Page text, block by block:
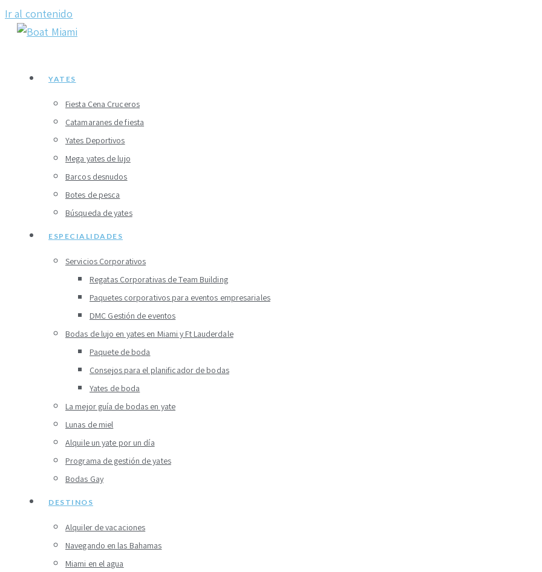
Ir al contenido
YATES
Fiesta Cena Cruceros
Catamaranes de fiesta
Yates Deportivos
Mega yates de lujo
Barcos desnudos
Botes de pesca
Búsqueda de yates
ESPECIALIDADES
Servicios Corporativos
Regatas Corporativas de Team Building
Paquetes corporativos para eventos empresariales
DMC Gestión de eventos
Bodas de lujo en yates en Miami y Ft Lauderdale
Paquete de boda
Consejos para el planificador de bodas
Yates de boda
La mejor guía de bodas en yate
Lunas de miel
Alquile un yate por un día
Programa de gestión de yates
Bodas Gay
DESTINOS
Alquiler de vacaciones
Navegando en las Bahamas
Miami en el agua